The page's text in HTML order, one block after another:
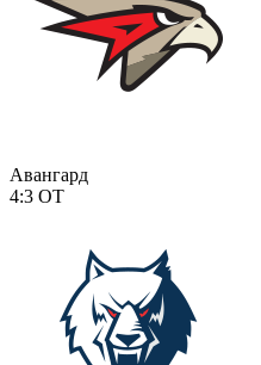
Авангард
4:3 ОТ